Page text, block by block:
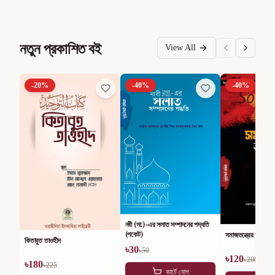
নতুন প্রকাশিত বই View All
-20%
কিতাবুত তাওহীদ
৳180৳225
-40%
নবী (সা.)-এর সলাত সম্পাদনের পদ্ধতি
(পকেট)
৳30৳50
কার্টে যোগ
-40%
সমাজতন্ত্রের অসারতা
৳120৳200